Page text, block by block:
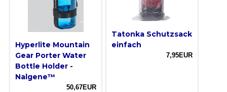
Hyperlite Mountain
Gear Porter Water
Bottle Holder -
Nalgene™
50,67EUR
Tatonka Schutzsack
einfach
7,95EUR